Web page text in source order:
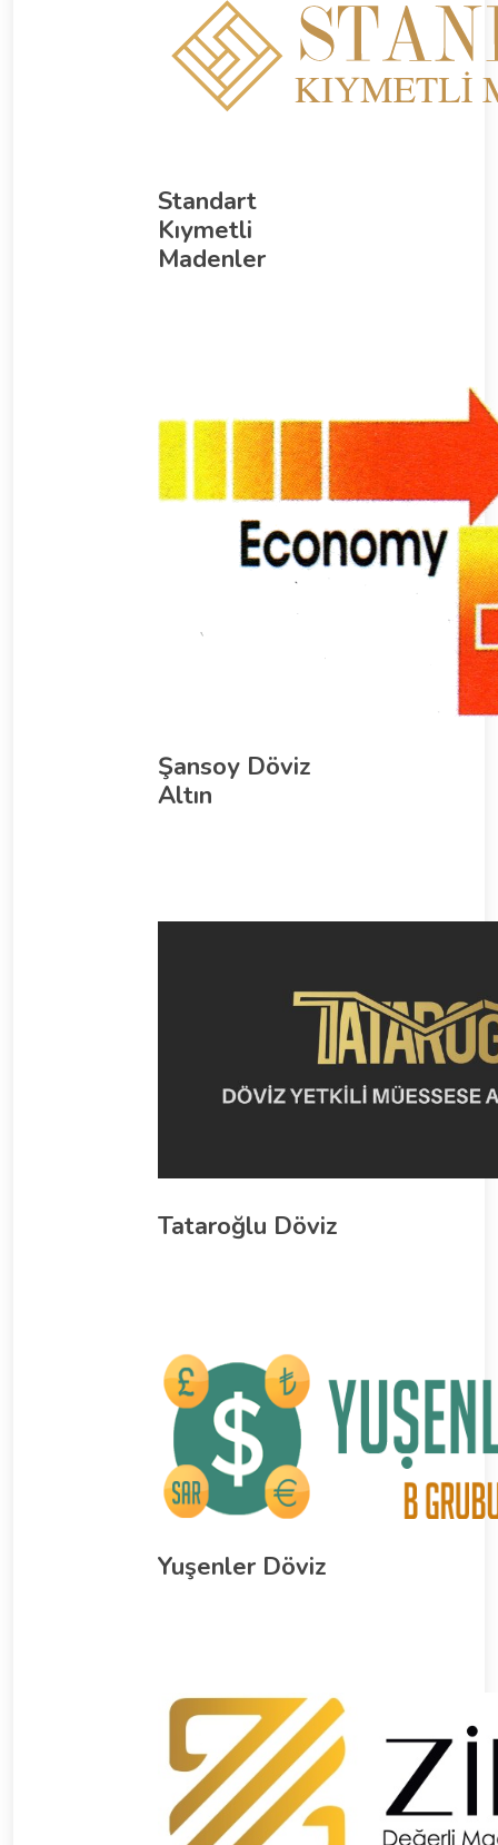
Standart
Kıymetli
Madenler
Şansoy Döviz
Altın
Tataroğlu Döviz
Yuşenler Döviz